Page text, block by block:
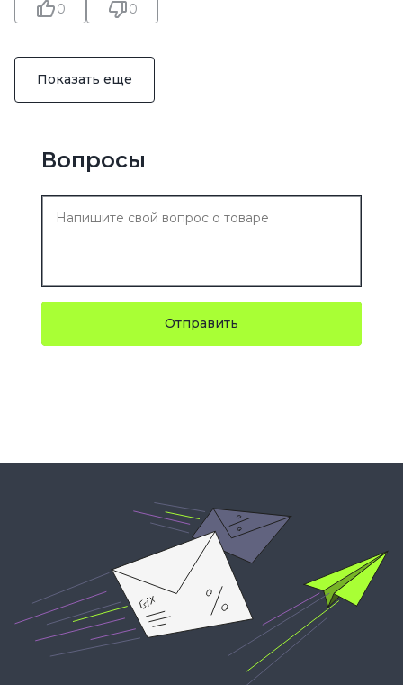
0 0
Показать еще
Вопросы
Отправить